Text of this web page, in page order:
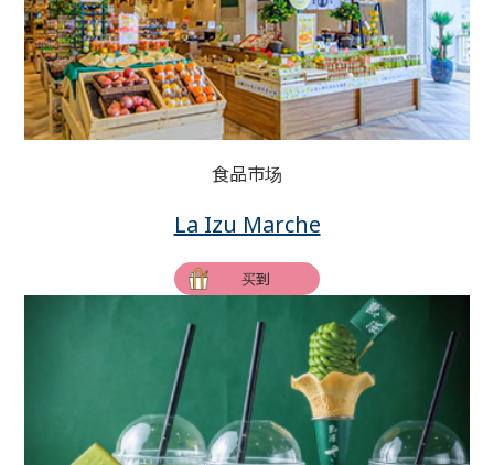
食品市场
La Izu Marche
买到